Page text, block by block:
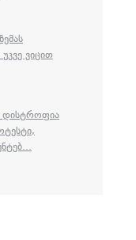
ᲕᲘᲪᲘᲗ
ᲓᲘᲡᲢᲠᲝᲤᲘᲐ